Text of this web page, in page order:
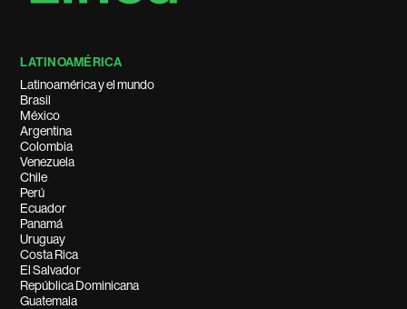
LATINOAMÉRICA
Latinoamérica y el mundo
Brasil
México
Argentina
Colombia
Venezuela
Chile
Perú
Ecuador
Panamá
Uruguay
Costa Rica
El Salvador
República Dominicana
Guatemala